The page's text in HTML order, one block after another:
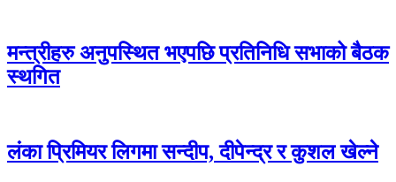
मन्त्रीहरु अनुपस्थित भएपछि प्रतिनिधि सभाको बैठक
स्थगित
लंका प्रिमियर लिगमा सन्दीप, दीपेन्द्र र कुशल खेल्ने